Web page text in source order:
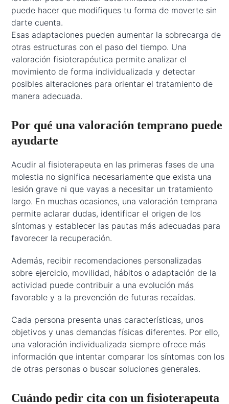
puede hacer que modifiques tu forma de moverte sin
darte cuenta.
Esas adaptaciones pueden aumentar la sobrecarga de
otras estructuras con el paso del tiempo. Una
valoración fisioterapéutica permite analizar el
movimiento de forma individualizada y detectar
posibles alteraciones para orientar el tratamiento de
manera adecuada.
Por qué una valoración temprano puede
ayudarte
Acudir al fisioterapeuta en las primeras fases de una
molestia no significa necesariamente que exista una
lesión grave ni que vayas a necesitar un tratamiento
largo. En muchas ocasiones, una valoración temprana
permite aclarar dudas, identificar el origen de los
síntomas y establecer las pautas más adecuadas para
favorecer la recuperación.
Además, recibir recomendaciones personalizadas
sobre ejercicio, movilidad, hábitos o adaptación de la
actividad puede contribuir a una evolución más
favorable y a la prevención de futuras recaídas.
Cada persona presenta unas características, unos
objetivos y unas demandas físicas diferentes. Por ello,
una valoración individualizada siempre ofrece más
información que intentar comparar los síntomas con los
de otras personas o buscar soluciones generales.
Cuándo pedir cita con un fisioterapeuta